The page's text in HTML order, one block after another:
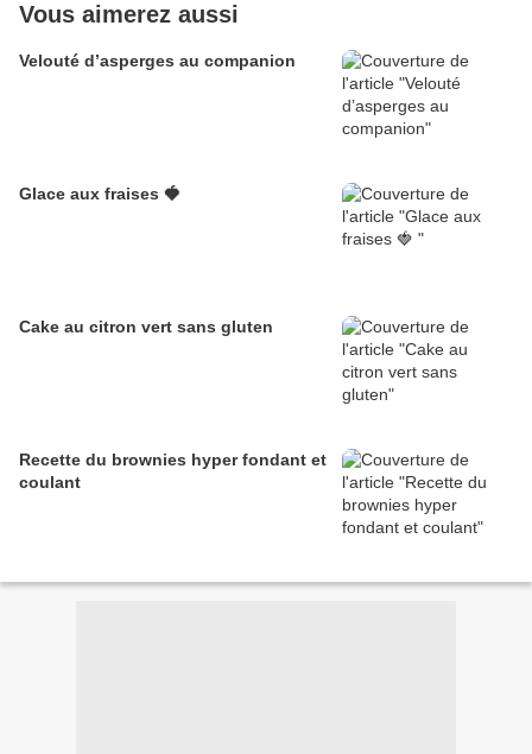
Vous aimerez aussi
Velouté d’asperges au companion
Glace aux fraises 🍓
Cake au citron vert sans gluten
Recette du brownies hyper fondant et
coulant